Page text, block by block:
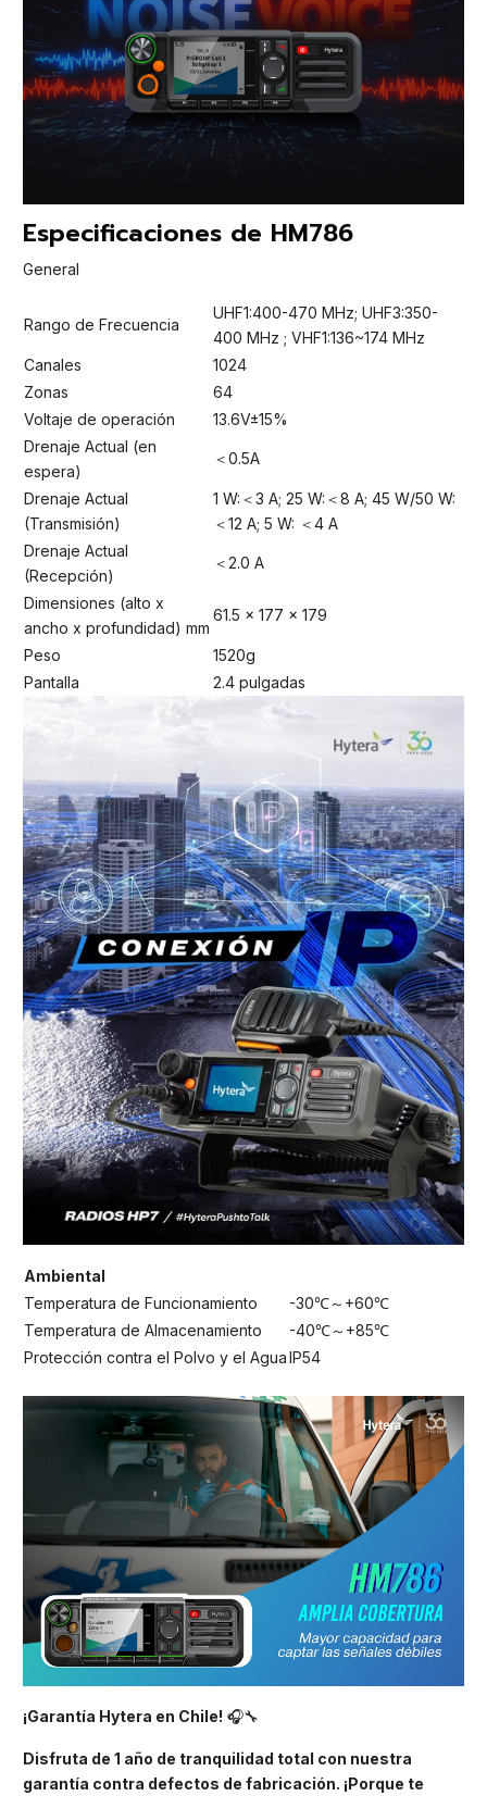
Especificaciones de HM786
General
Rango de Frecuencia
UHF1:400-470 MHz; UHF3:350-
400 MHz ; VHF1:136~174 MHz
Canales
1024
Zonas
64
Voltaje de operación
13.6V±15%
Drenaje Actual (en
espera)
＜0.5A
Drenaje Actual
(Transmisión)
1 W:＜3 A; 25 W:＜8 A; 45 W/50 W:
＜12 A; 5 W: ＜4 A
Drenaje Actual
(Recepción)
＜2.0 A
Dimensiones (alto x
ancho x profundidad) mm
61.5 x 177 x 179
Peso
1520g
Pantalla
2.4 pulgadas
Ambiental
Temperatura de Funcionamiento
-30℃～+60℃
Temperatura de Almacenamiento
-40℃～+85℃
Protección contra el Polvo y el AguaIP54
¡Garantía Hytera en Chile! 🎧🔧
Disfruta de 1 año de tranquilidad total con nuestra
garantía contra defectos de fabricación. ¡Porque te